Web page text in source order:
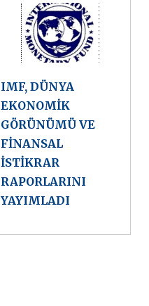
IMF, DÜNYA
EKONOMİK
GÖRÜNÜMÜ VE
FİNANSAL
İSTİKRAR
RAPORLARINI
YAYIMLADI